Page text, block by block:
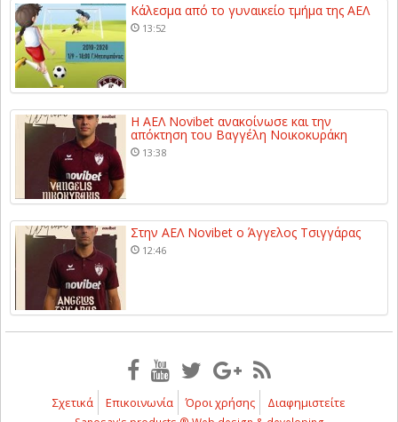
Κάλεσμα από το γυναικείο τμήμα της ΑΕΛ
13:52
Η ΑΕΛ Novibet ανακοίνωσε και την
απόκτηση του Βαγγέλη Νοικοκυράκη
13:38
Στην ΑΕΛ Novibet ο Άγγελος Τσιγγάρας
12:46
Σχετικά Επικοινωνία Όροι χρήσης Διαφημιστείτε